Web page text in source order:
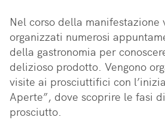
Nel corso della manifestazione
organizzati numerosi
della gastronomia per
delizioso prodotto. Vengono
visite ai prosciuttifici con
Aperte”, dove scoprire le fasi
prosciutto.